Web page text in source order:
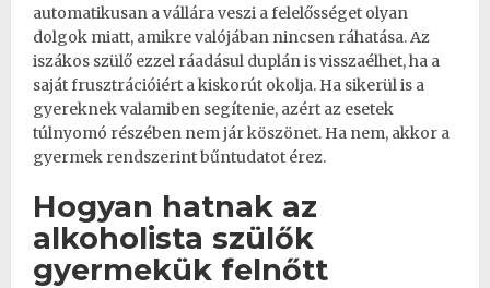
automatikusan a vállára veszi a felelősséget olyan
dolgok miatt, amikre valójában nincsen ráhatása. Az
iszákos szülő ezzel ráadásul duplán is visszaélhet, ha a
saját frusztrációiért a kiskorút okolja. Ha sikerül is a
gyereknek valamiben segítenie, azért az esetek
túlnyomó részében nem jár köszönet. Ha nem, akkor a
gyermek rendszerint bűntudatot érez.
Hogyan hatnak az
alkoholista szülők
gyermekük felnőtt